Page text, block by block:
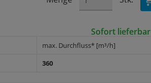
Sofort lieferbar
max. Durchfluss* [m³/h]
360